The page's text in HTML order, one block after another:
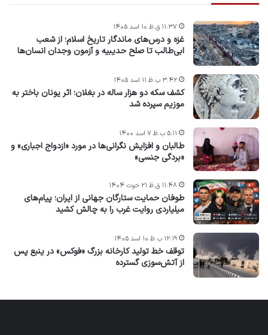
غزه و درس‌های ماندگار تاریخ اسلام؛ از شعب
ابی‌طالب تا صلح حدیبیه و آزمون وجدان انسان‌ها
۱۱:۳۷ ق.ظ ۱۰ اسد ۱۴۰۵
کشف سکه دو هزار ساله در بغلان؛ اثر یونان باختر به
موزیم سپرده شد
۳:۴۲ ب.ظ ۱۱ اسد ۱۴۰۵
طالبان و افزایش نگرانی‌ها در مورد «ازدواج اجباری» و
«بردگی جنسی»
۵:۱۱ ب.ظ ۷ اسد ۱۴۰۰
طوفان حمایت ستارگان جهانی از ایران؛ پیام‌های
میلیاردی روایت غرب را به چالش کشید
۱۱:۴۸ ق.ظ ۲۱ حوت ۱۴۰۴
توقف خط تولید کارخانه بزرگ «فوکس» در ینبع پس
از آتش‌سوزی گسترده
۱۲:۱۹ ب.ظ ۱۰ اسد ۱۴۰۵